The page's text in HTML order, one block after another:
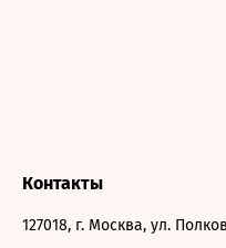
Контакты
127018, г. Москва, ул.